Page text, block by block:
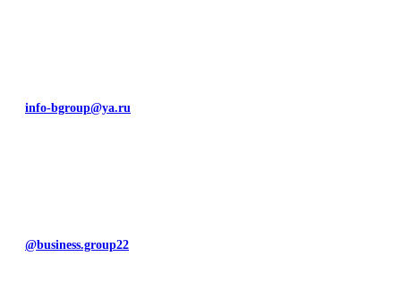
info-bgroup@ya.ru
@business.group22